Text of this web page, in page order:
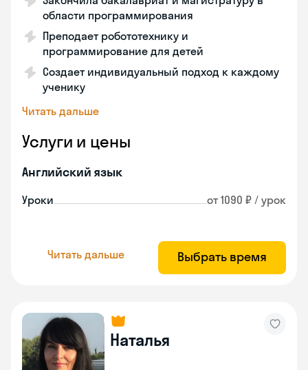
области программирования
Преподает робототехнику и
программирование для детей
Создает индивидуальный подход к каждому
ученику
Читать дальше
Услуги и цены
Английский язык
Уроки от 1090 ₽ / урок
Читать дальше Выбрать время
Наталья